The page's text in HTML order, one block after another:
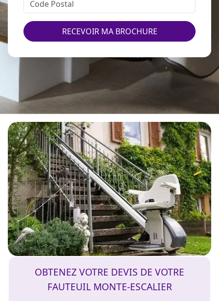
RECEVOIR MA BROCHURE
OBTENEZ VOTRE DEVIS DE VOTRE
FAUTEUIL MONTE-ESCALIER